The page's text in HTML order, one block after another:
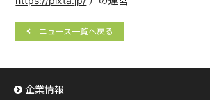
ニュース一覧へ戻る
企業情報